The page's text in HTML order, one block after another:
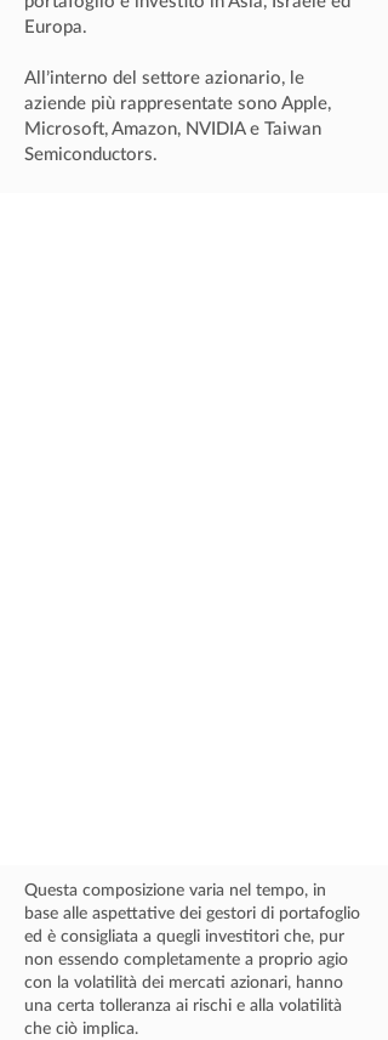
Europa.
All’interno del settore azionario, le
aziende più rappresentate sono Apple,
Microsoft, Amazon, NVIDIA e Taiwan
Semiconductors.
Questa composizione varia nel tempo, in
base alle aspettative dei gestori di portafoglio
ed è consigliata a quegli investitori che, pur
non essendo completamente a proprio agio
con la volatilità dei mercati azionari, hanno
una certa tolleranza ai rischi e alla volatilità
che ciò implica.